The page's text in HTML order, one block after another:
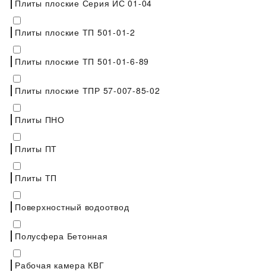
Плиты плоские Серия ИС 01-04
Плиты плоские ТП 501-01-2
Плиты плоские ТП 501-01-6-89
Плиты плоские ТПР 57-007-85-02
Плиты ПНО
Плиты ПТ
Плиты ТП
Поверхностный водоотвод
Полусфера Бетонная
Рабочая камера КВГ